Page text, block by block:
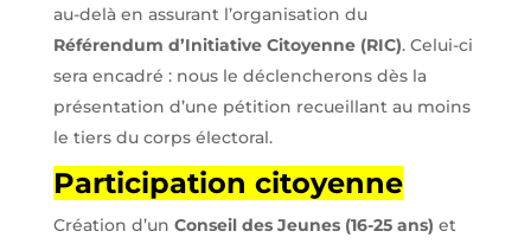
au-delà en assurant l’organisation du
Référendum d’Initiative Citoyenne (RIC). Celui-ci
sera encadré : nous le déclencherons dès la
présentation d’une pétition recueillant au moins
le tiers du corps électoral.
Participation citoyenne
Création d’un Conseil des Jeunes (16-25 ans) et